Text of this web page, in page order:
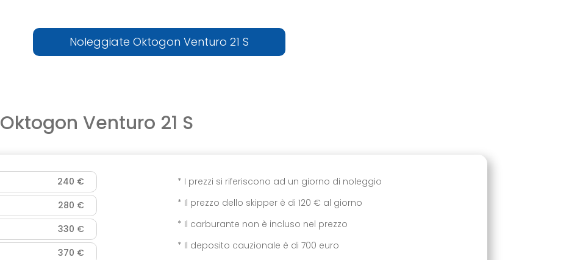
Noleggiate Oktogon Venturo 21 S
Oktogon Venturo 21 S
240 €
280 €
330 €
370 €
* I prezzi si riferiscono ad un giorno di noleggio
* Il prezzo dello skipper è di 120 € al giorno
* Il carburante non è incluso nel prezzo
* Il deposito cauzionale è di 700 euro